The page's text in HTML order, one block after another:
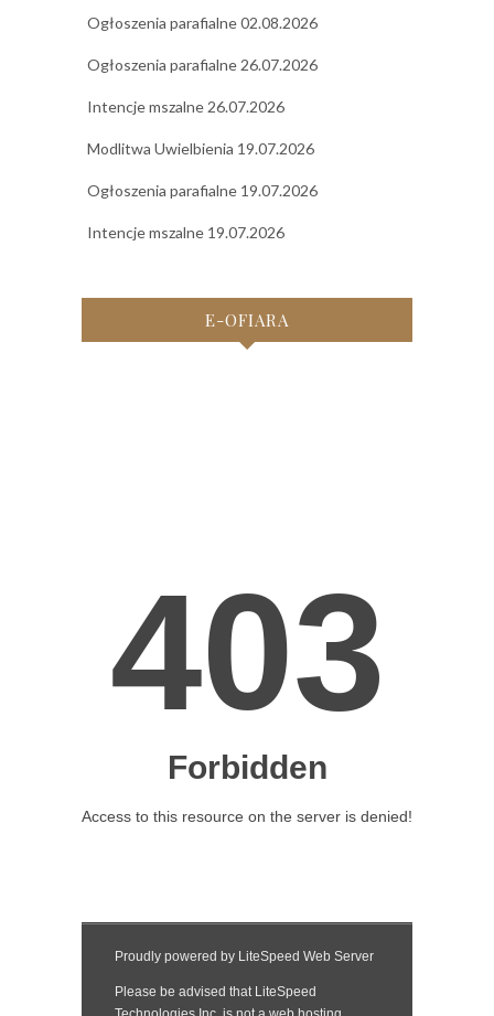
Ogłoszenia parafialne 02.08.2026
Ogłoszenia parafialne 26.07.2026
Intencje mszalne 26.07.2026
Modlitwa Uwielbienia 19.07.2026
Ogłoszenia parafialne 19.07.2026
Intencje mszalne 19.07.2026
E-OFIARA